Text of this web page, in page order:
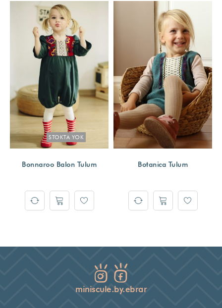
STOKTA YOK
Bonnaroo Balon Tulum Botanica Tulum
miniscule.by.ebrar